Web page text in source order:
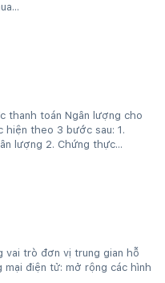
thanh toán Ngân lượng cho
hiện theo 3 bước sau: 1.
lượng 2. Chứng thực...
vai trò đơn vị trung gian hỗ
điện tử: mở rộng các hình